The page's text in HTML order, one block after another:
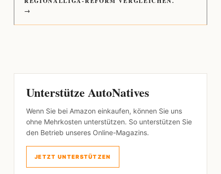
→
Unterstütze AutoNatives
Wenn Sie bei Amazon einkaufen, können Sie uns
ohne Mehrkosten unterstützen. So unterstützen Sie
den Betrieb unseres Online-Magazins.
JETZT UNTERSTÜTZEN